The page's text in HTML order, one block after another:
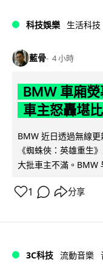
科技娛樂 生活科技
藍骨 4 小時
BMW 車廂
車主怒轟堪
BMW 近日透過無線
《蜘蛛俠：英雄重生
大批車主不滿。BMW
1 分享
3C科技 流動音樂